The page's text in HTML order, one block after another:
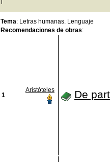
Tema: Letras humanas. Lenguaje
Recomendaciones de obras:
1
Aristóteles De